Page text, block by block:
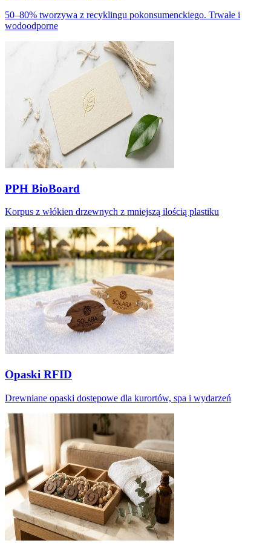
50–80% tworzywa z recyklingu pokonsumenckiego. Trwałe i
wodoodporne
PPH BioBoard
Korpus z włókien drzewnych z mniejszą ilością plastiku
Opaski RFID
Drewniane opaski dostępowe dla kurortów, spa i wydarzeń